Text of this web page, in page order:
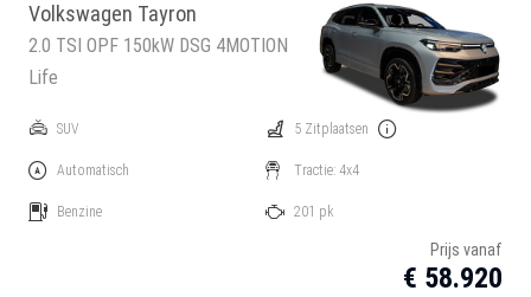
Volkswagen Tayron
2.0 TSI OPF 150kW DSG 4MOTION
Life
SUV
Automatisch
Benzine
5 Zitplaatsen
Tractie: 4x4
201 pk
Prijs vanaf
€ 58.920